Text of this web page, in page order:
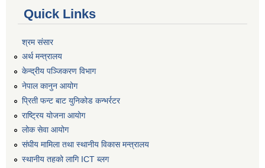
Quick Links
श्रम संसार
अर्थ मन्त्रालय
केन्द्रीय पञ्जिकरण विभाग
नेपाल कानुन आयोग
प्रिती फन्ट बाट युनिकोड कन्भर्रटर
राष्ट्रिय योजना आयोग
लोक सेवा आयोग
संघीय मामिला तथा स्थानीय विकास मन्त्रालय
स्थानीय तहको लागि ICT ब्लग